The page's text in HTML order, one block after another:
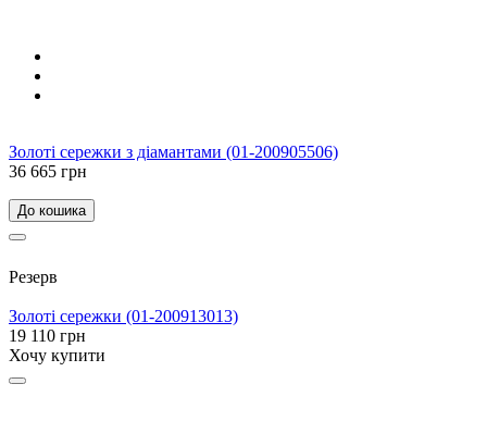
Золоті сережки з діамантами (01-200905506)
36 665 грн
До кошика
Резерв
Золоті сережки (01-200913013)
19 110 грн
Хочу купити